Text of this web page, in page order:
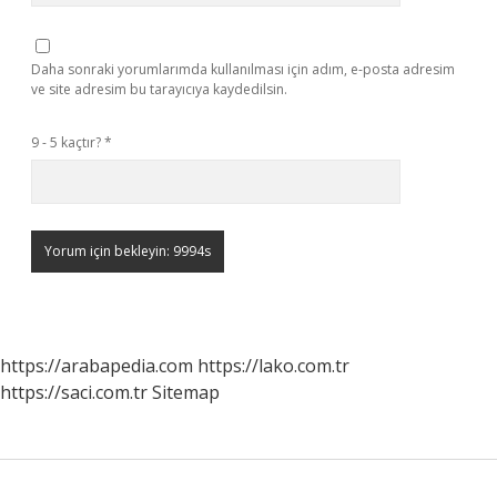
Daha sonraki yorumlarımda kullanılması için adım, e-posta adresim
ve site adresim bu tarayıcıya kaydedilsin.
9 - 5 kaçtır?*
https://arabapedia.com https://lako.com.tr
https://saci.com.trSitemap